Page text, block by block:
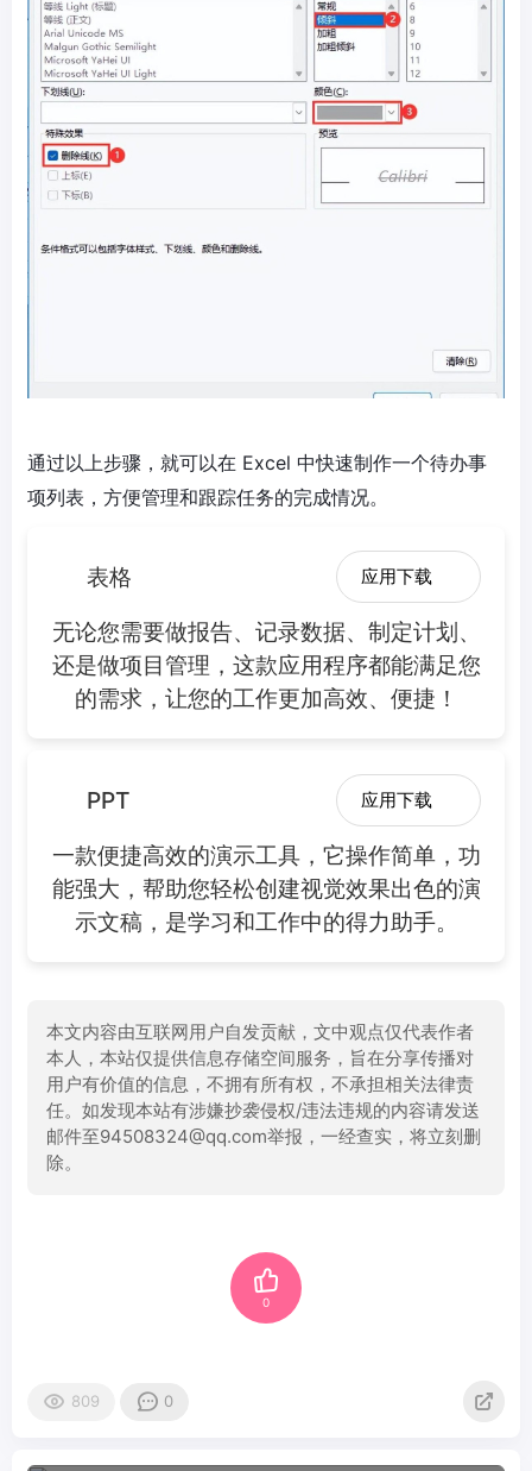
通过以上步骤，就可以在 Excel 中快速制作一个待办事
项列表，方便管理和跟踪任务的完成情况。
表格 应用下载
无论您需要做报告、记录数据、制定计划、
还是做项目管理，这款应用程序都能满足您
的需求，让您的工作更加高效、便捷！
PPT 应用下载
一款便捷高效的演示工具，它操作简单，功
能强大，帮助您轻松创建视觉效果出色的演
示文稿，是学习和工作中的得力助手。
本文内容由互联网用户自发贡献，文中观点仅代表作者
本人，本站仅提供信息存储空间服务，旨在分享传播对
用户有价值的信息，不拥有所有权，不承担相关法律责
任。如发现本站有涉嫌抄袭侵权/违法违规的内容请发送
邮件至94508324@qq.com举报，一经查实，将立刻删
除。
0
809 0